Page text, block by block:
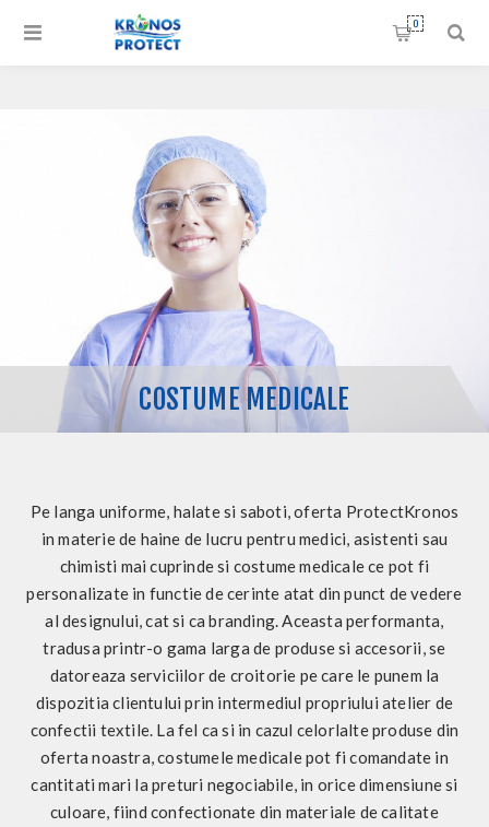
0
COSTUME MEDICALE
Pe langa uniforme, halate si saboti, oferta ProtectKronos
in materie de haine de lucru pentru medici, asistenti sau
chimisti mai cuprinde si costume medicale ce pot fi
personalizate in functie de cerinte atat din punct de vedere
al designului, cat si ca branding. Aceasta performanta,
tradusa printr-o gama larga de produse si accesorii, se
datoreaza serviciilor de croitorie pe care le punem la
dispozitia clientului prin intermediul propriului atelier de
confectii textile. La fel ca si in cazul celorlalte produse din
oferta noastra, costumele medicale pot fi comandate in
cantitati mari la preturi negociabile, in orice dimensiune si
culoare, fiind confectionate din materiale de calitate